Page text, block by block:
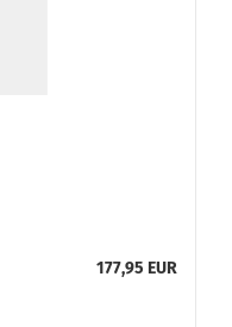
177,95 EUR